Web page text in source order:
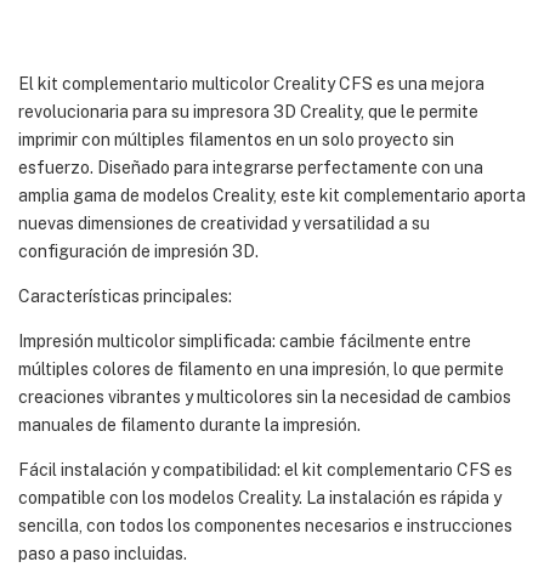
El kit complementario multicolor Creality CFS es una mejora
revolucionaria para su impresora 3D Creality, que le permite
imprimir con múltiples filamentos en un solo proyecto sin
esfuerzo. Diseñado para integrarse perfectamente con una
amplia gama de modelos Creality, este kit complementario aporta
nuevas dimensiones de creatividad y versatilidad a su
configuración de impresión 3D.
Características principales:
Impresión multicolor simplificada: cambie fácilmente entre
múltiples colores de filamento en una impresión, lo que permite
creaciones vibrantes y multicolores sin la necesidad de cambios
manuales de filamento durante la impresión.
Fácil instalación y compatibilidad: el kit complementario CFS es
compatible con los modelos Creality. La instalación es rápida y
sencilla, con todos los componentes necesarios e instrucciones
paso a paso incluidas.